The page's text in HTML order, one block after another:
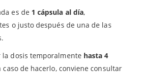
es de 1 cápsula al día,
o justo después de una de las
dosis temporalmente hasta 4
caso de hacerlo, conviene consultar